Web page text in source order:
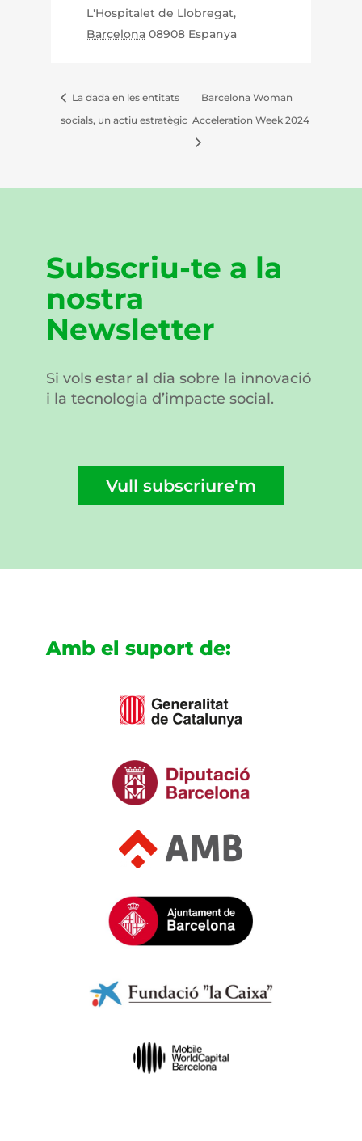
L'Hospitalet de Llobregat,
Barcelona 08908 Espanya
La dada en les entitats
socials, un actiu estratègic
Barcelona Woman
Acceleration Week 2024
Subscriu-te a la
nostra
Newsletter
Si vols estar al dia sobre la innovació
i la tecnologia d’impacte social.
Vull subscriure'm
Amb el suport de: